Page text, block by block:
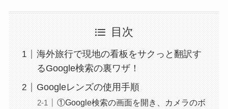
目次
海外旅行で現地の看板をサクっと翻訳す
るGoogle検索の裏ワザ！
Googleレンズの使用手順
①Google検索の画面を開き、カメラのボ